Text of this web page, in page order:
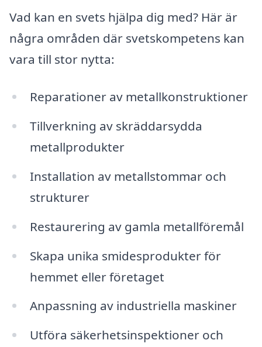
Vad kan en svets hjälpa dig med? Här är
några områden där svetskompetens kan
vara till stor nytta:
Reparationer av metallkonstruktioner
Tillverkning av skräddarsydda
metallprodukter
Installation av metallstommar och
strukturer
Restaurering av gamla metallföremål
Skapa unika smidesprodukter för
hemmet eller företaget
Anpassning av industriella maskiner
Utföra säkerhetsinspektioner och